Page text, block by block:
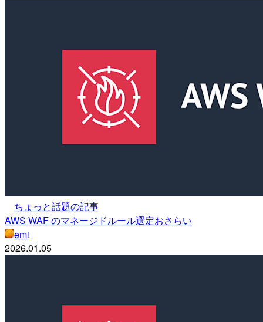
ちょっと話題の記事
AWS WAF のマネージドルール選定おさらい
emi
2026.01.05